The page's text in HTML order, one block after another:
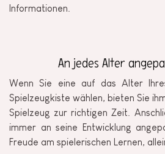
Informationen.
An jedes Alter
Wenn Sie eine auf das Alter
Spielzeugkiste wählen, bieten Sie
Spielzeug zur richtigen Zeit.
immer an seine Entwicklung
Freude am spielerischen Lernen,